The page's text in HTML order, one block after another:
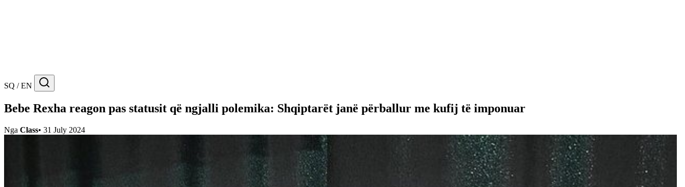
SQ / EN
Bebe Rexha reagon pas statusit që ngjalli polemika: Shqiptarët janë përballur me kufij të imponuar
Nga Class• 31 July 2024